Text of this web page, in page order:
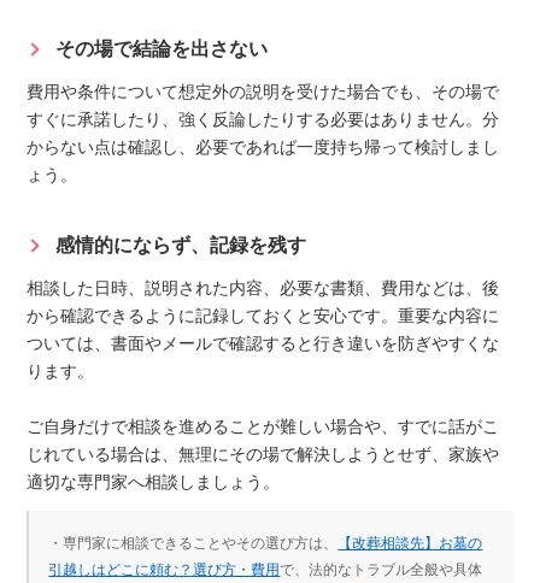
その場で結論を出さない
費用や条件について想定外の説明を受けた場合でも、その場で
すぐに承諾したり、強く反論したりする必要はありません。分
からない点は確認し、必要であれば一度持ち帰って検討しまし
ょう。
感情的にならず、記録を残す
相談した日時、説明された内容、必要な書類、費用などは、後
から確認できるように記録しておくと安心です。重要な内容に
ついては、書面やメールで確認すると行き違いを防ぎやすくな
ります。
ご自身だけで相談を進めることが難しい場合や、すでに話がこ
じれている場合は、無理にその場で解決しようとせず、家族や
適切な専門家へ相談しましょう。
・専門家に相談できることやその選び方は、
【改葬相談先】お墓の
引越しはどこに頼む？選び方・費用で、法的なトラブル全般や具体